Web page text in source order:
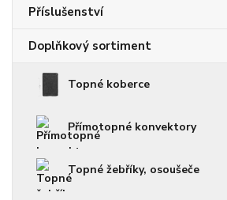
Příslušenství
Doplňkový sortiment
Topné koberce
Přímotopné konvektory
Topné žebříky, osoušeče